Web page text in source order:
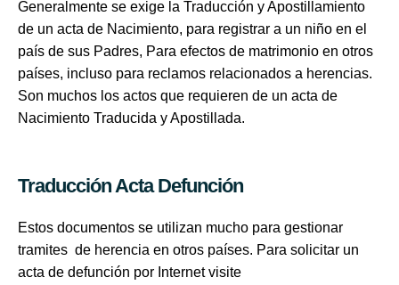
Generalmente se exige la Traducción y Apostillamiento
de un acta de Nacimiento, para registrar a un niño en el
país de sus Padres, Para efectos de matrimonio en otros
países, incluso para reclamos relacionados a herencias.
Son muchos los actos que requieren de un acta de
Nacimiento Traducida y Apostillada.
Traducción Acta Defunción
Estos documentos se utilizan mucho para gestionar
tramites de herencia en otros países. Para solicitar un
acta de defunción por Internet visite